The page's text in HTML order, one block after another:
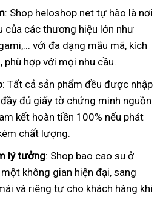
: Shop heloshop.net tự hào là nơi
của các thương hiệu lớn như
với đa dạng mẫu mã, kích
hợp với mọi nhu cầu.
: Tất cả sản phẩm đều được nhập
đủ giấy tờ chứng minh nguồn
kết hoàn tiền 100% nếu phát
chất lượng.
lý tưởng: Shop bao cao su ở
không gian hiện đại, sang
và riêng tư cho khách hàng khi